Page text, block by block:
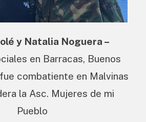
y Natalia Noguera –
en Barracas, Buenos
combatiente en Malvinas
la Asc. Mujeres de mi
Pueblo